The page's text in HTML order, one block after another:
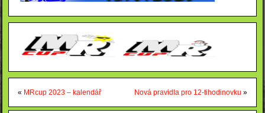
« MRcup 2023 – kalendář Nová pravidla pro 12-tihodinovku »